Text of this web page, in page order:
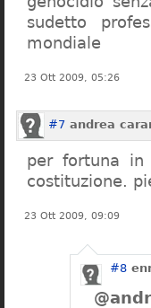
sudetto
mondiale
23 Ott 2009, 05:26
#7 andrea
per fortuna
costituzione.
23 Ott 2009, 09:09
#8